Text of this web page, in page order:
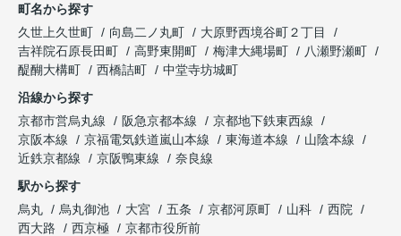
町名から探す
久世上久世町
向島二ノ丸町
大原野西境谷町２丁目
吉祥院石原長田町
高野東開町 梅津大縄場町
八瀬野瀬町
醍醐大構町
西橋詰町
中堂寺坊城町
沿線から探す
京都市営烏丸線
阪急京都本線
京都地下鉄東西線
京阪本線
京福電気鉄道嵐山本線 東海道本線
山陰本線
近鉄京都線
京阪鴨東線
奈良線
駅から探す
烏丸
烏丸御池 大宮 五条 京都河原町 山科
西院
西大路
西京極 京都市役所前